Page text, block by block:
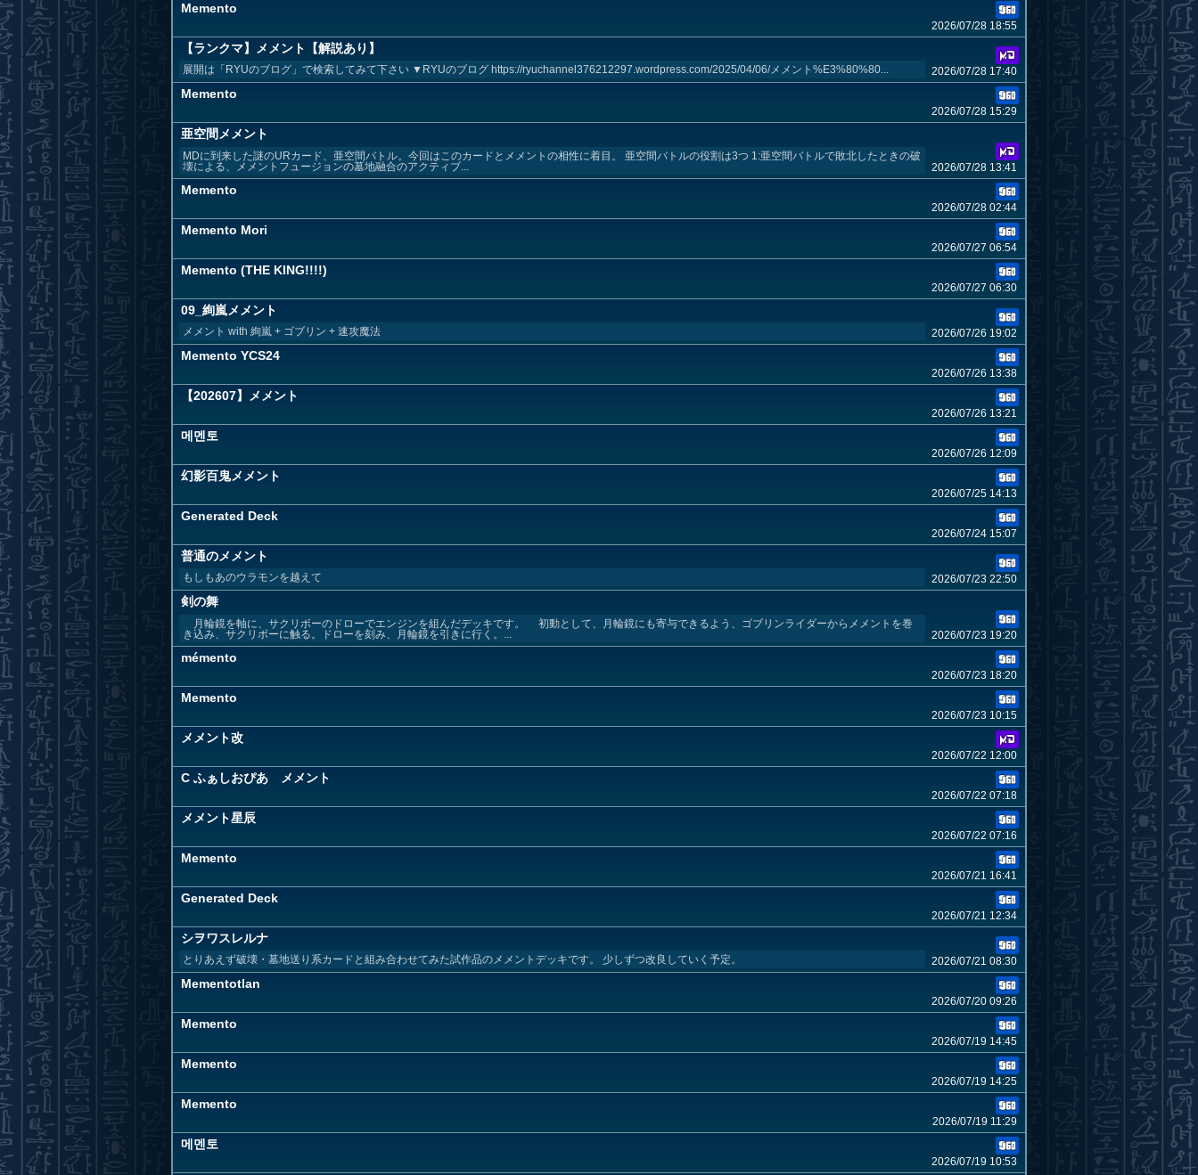
Memento
2026/07/28 18:55
【ランクマ】メメント【解説あり】
展開は「RYUのブログ」で検索してみて下さい ▼RYUのブログ https://ryuchannel376212297.wordpress.com/2025/04/06/メメント%E3%80%80... 2026/07/28 17:40
Memento
2026/07/28 15:29
亜空間メメント
MDに到来した謎のURカード、亜空間バトル。今回はこのカードとメメントの相性に着目。 亜空間バトルの役割は3つ 1:亜空間バトルで敗北したときの破
壊による、メメントフュージョンの墓地融合のアクティブ...
2026/07/28 13:41
Memento
2026/07/28 02:44
Memento Mori
2026/07/27 06:54
Memento (THE KING!!!!)
2026/07/27 06:30
09_絢嵐メメント
メメント with 絢嵐 + ゴブリン + 速攻魔法 2026/07/26 19:02
Memento YCS24
2026/07/26 13:38
【202607】メメント
2026/07/26 13:21
메멘토
2026/07/26 12:09
幻影百鬼メメント
2026/07/25 14:13
Generated Deck
2026/07/24 15:07
普通のメメント
もしもあのウラモンを越えて 2026/07/23 22:50
剣の舞
月輪鏡を軸に、サクリボーのドローでエンジンを組んだデッキです。 初動として、月輪鏡にも寄与できるよう、ゴブリンライダーからメメントを巻
き込み、サクリボーに触る。ドローを刻み、月輪鏡を引きに行く。...
2026/07/23 19:20
mémento
2026/07/23 18:20
Memento
2026/07/23 10:15
メメント改
2026/07/22 12:00
C ふぁしおぴあ メメント
2026/07/22 07:18
メメント星辰
2026/07/22 07:16
Memento
2026/07/21 16:41
Generated Deck
2026/07/21 12:34
シヲワスレルナ
とりあえず破壊・墓地送り系カードと組み合わせてみた試作品のメメントデッキです。 少しずつ改良していく予定。 2026/07/21 08:30
Mementotlan
2026/07/20 09:26
Memento
2026/07/19 14:45
Memento
2026/07/19 14:25
Memento
2026/07/19 11:29
메멘토
2026/07/19 10:53